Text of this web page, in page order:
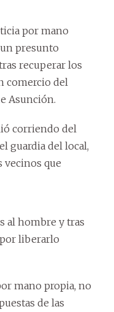
por mano
presunto
recuperar los
comercio del
Asunción.
corriendo del
guardia del local,
vecinos que
al hombre y tras
liberarlo
mano propia, no
de las